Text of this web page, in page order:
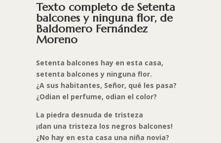
Texto completo de Setenta
balcones y ninguna flor, de
Baldomero Fernández
Moreno
Setenta balcones hay en esta casa,
setenta balcones y ninguna flor.
¿A sus habitantes, Señor, qué les pasa?
¿Odian el perfume, odian el color?
La piedra desnuda de tristeza
¡dan una tristeza los negros balcones!
¿No hay en esta casa una niña novia?